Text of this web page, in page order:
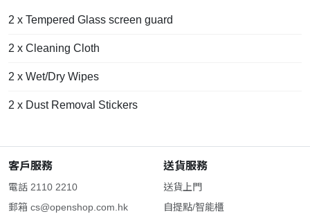
2 x Tempered Glass screen guard
2 x Cleaning Cloth
2 x Wet/Dry Wipes
2 x Dust Removal Stickers
客戶服務
電話 2110 2210
郵箱 cs@openshop.com.hk
送貨服務
送貨上門
自提點/智能櫃